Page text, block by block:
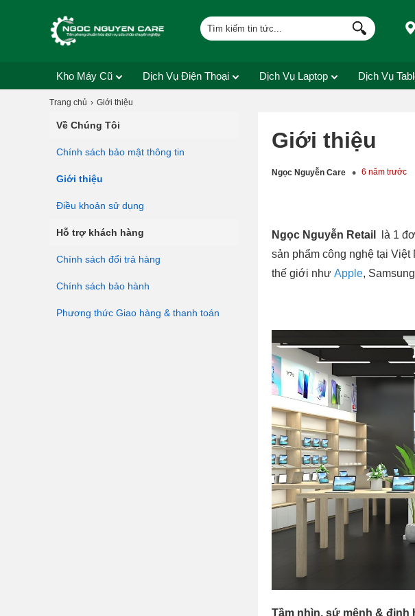
Kho Máy Cũ Dịch Vụ Điện Thoại Dịch Vụ Laptop Dịch Vụ
Trang chủ Giới thiệu
Về Chúng Tôi
Chính sách bảo mật thông tin
Giới thiệu
Điều khoản sử dụng
Hỗ trợ khách hàng
Chính sách đổi trả hàng
Chính sách bảo hành
Phương thức Giao hàng & thanh toán
Giới thiệu
Ngọc Nguyễn Care 6 năm trước
Ngọc Nguyễn Retail
là 1
sản phẩm công nghệ tại Việt
thế giới như Apple,
Tầm nhìn, sứ mệnh & định